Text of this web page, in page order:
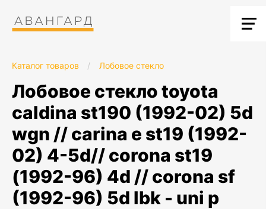
Каталог товаров / Лобовое стекло
лобовое стекло toyota
caldina st190 (1992-02) 5d
wgn // carina e st19 (1992-
02) 4-5d// corona st19
(1992-96) 4d // corona sf
(1992-96) 5d lbk - uni р